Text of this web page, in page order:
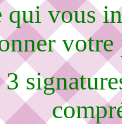
vous
votre